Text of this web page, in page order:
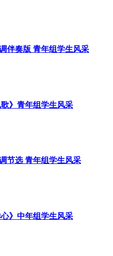
伴奏版 青年组学生风采
》青年组学生风采
节选 青年组学生风采
》中年组学生风采